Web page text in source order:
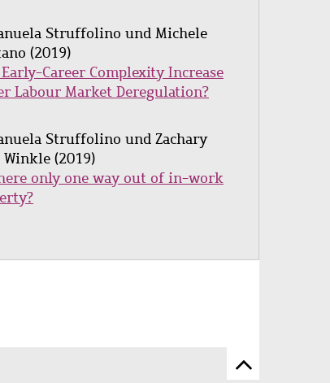
Struffolino und Michele
(2019)
Career Complexity Increase
Labour Market Deregulation?
Struffolino und Zachary
Winkle (2019)
only one way out of in-work
Zum